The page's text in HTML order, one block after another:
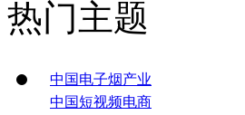
热门主题
中国电子烟产业
中国短视频电商